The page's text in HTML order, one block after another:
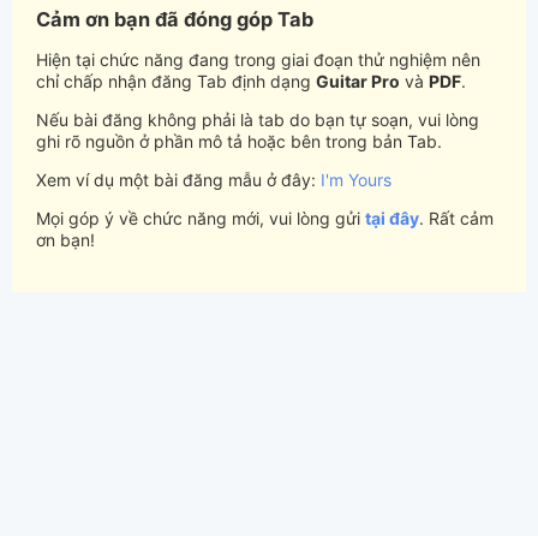
Cảm ơn bạn đã đóng góp Tab
Hiện tại chức năng đang trong giai đoạn thử nghiệm nên
chỉ chấp nhận đăng Tab định dạng Guitar Pro và PDF.
Nếu bài đăng không phải là tab do bạn tự soạn, vui lòng
ghi rõ nguồn ở phần mô tả hoặc bên trong bản Tab.
Xem ví dụ một bài đăng mẫu ở đây: I'm Yours
Mọi góp ý về chức năng mới, vui lòng gửi tại đây. Rất cảm
ơn bạn!